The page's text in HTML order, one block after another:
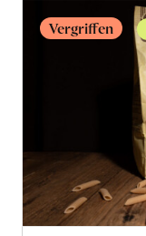
Vergriffen